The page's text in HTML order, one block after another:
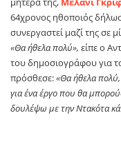
64χρονος ηθοποιός
συνεργαστεί μαζί της σε
«Θα ήθελα πολύ», είπε ο
του δημοσιογράφου για
πρόσθεσε:«Θα ήθελα
για ένα έργο που θα
δουλέψω με την Ντακότα